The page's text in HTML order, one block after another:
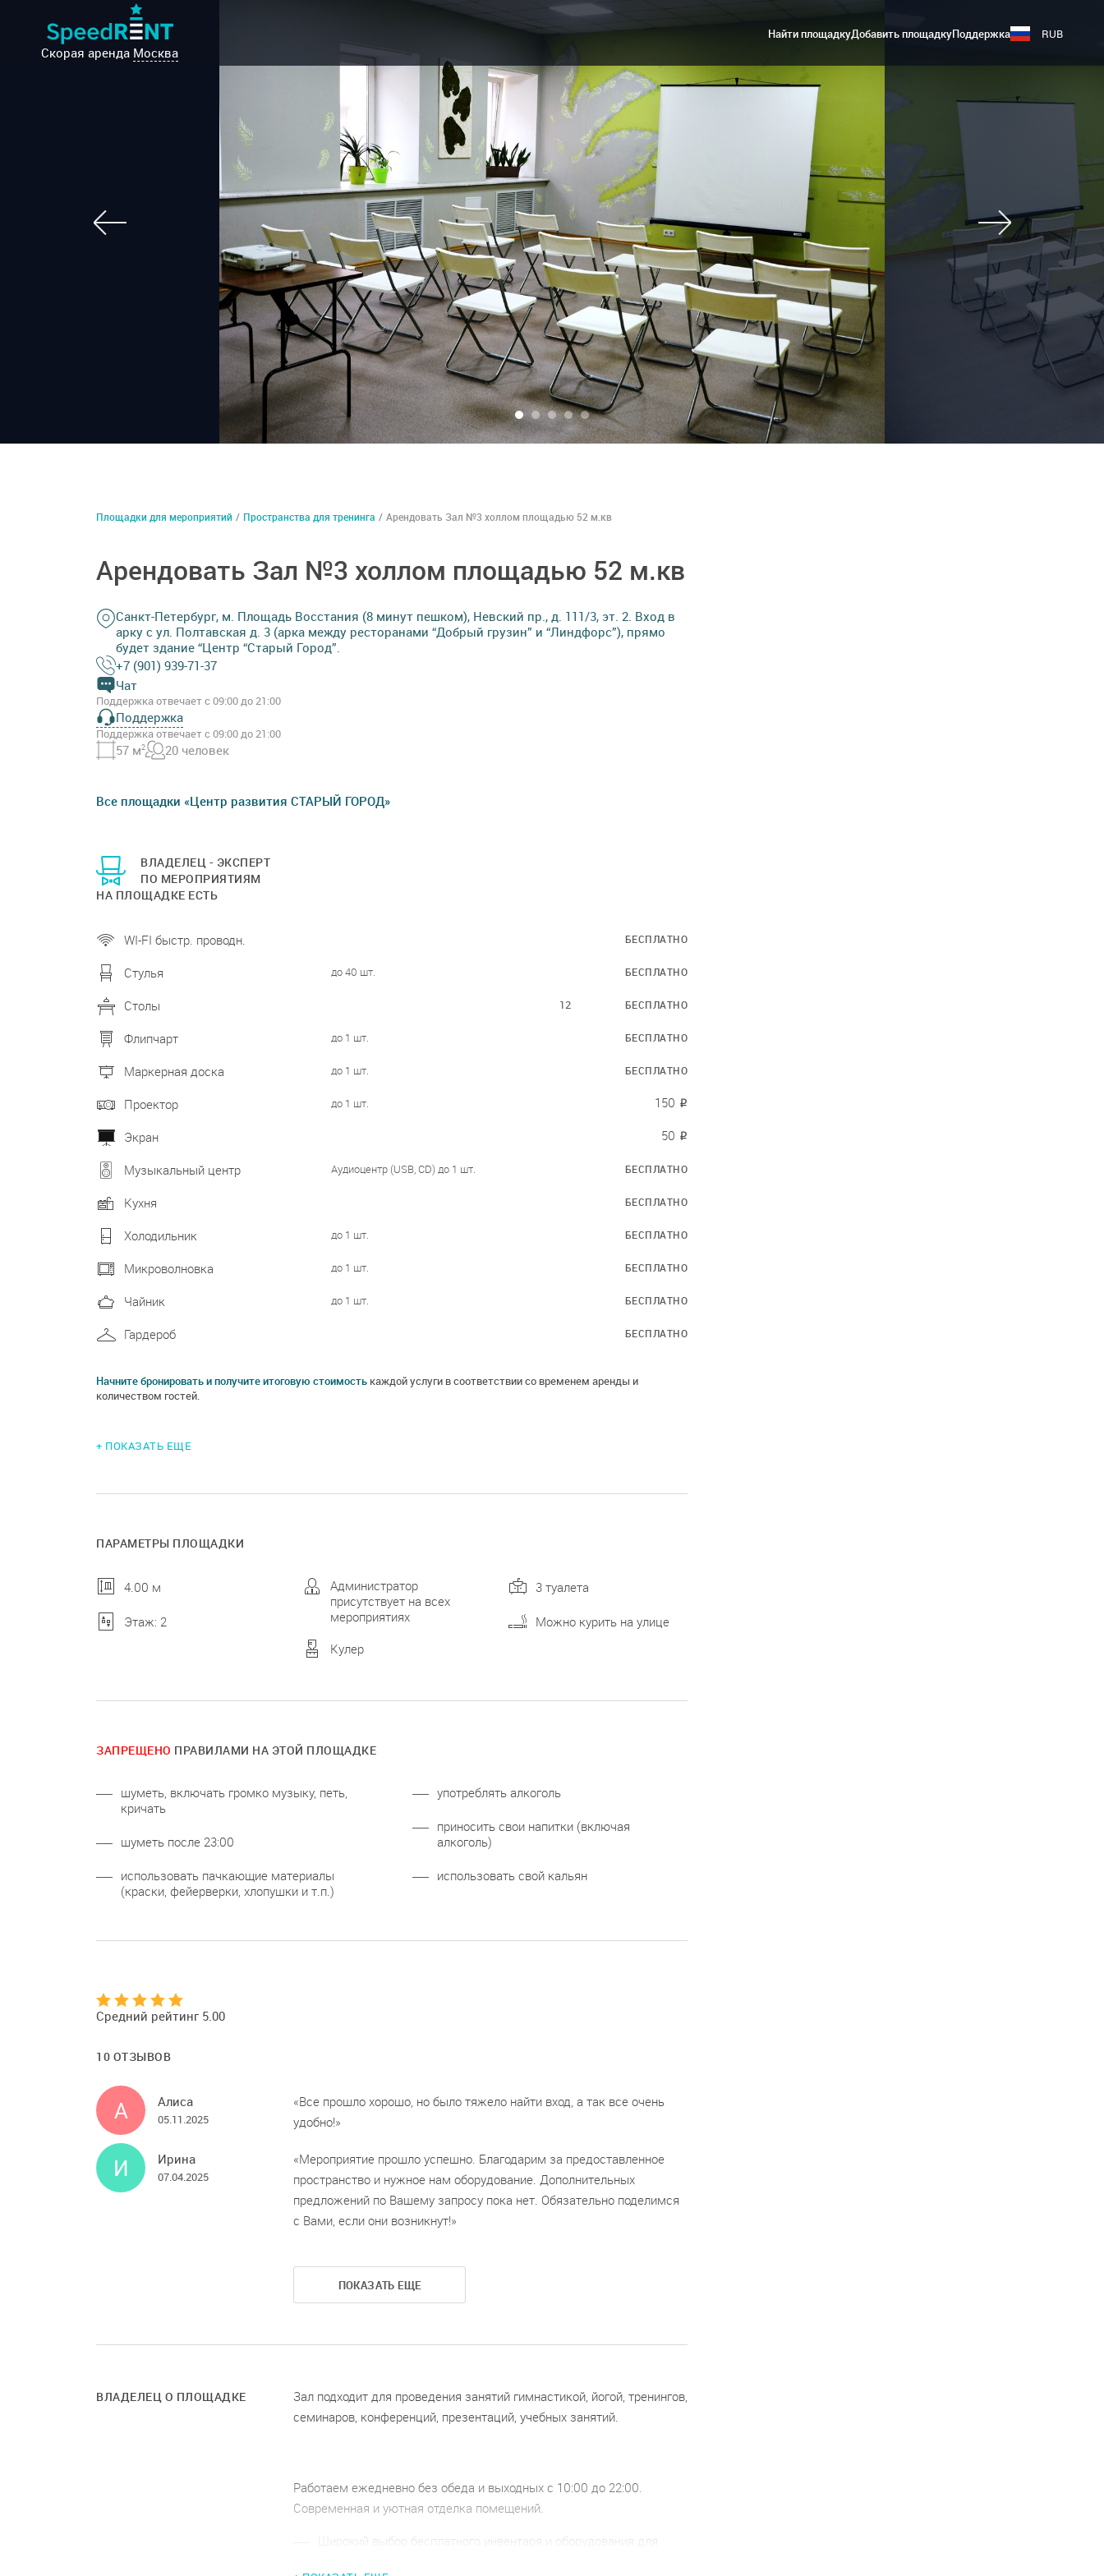
Скорая аренда Москва
Найти площадкуДобавить площадкуПоддержка RUB
Площадки для мероприятий / Пространства для тренинга / Арендовать Зал №3 холлом площадью 52 м.кв
Арендовать Зал №3 холлом площадью 52 м.кв
Санкт-Петербург, м. Площадь Восстания (8 минут пешком), Невский пр., д. 111/3, эт. 2. Вход в
арку с ул. Полтавская д. 3 (арка между ресторанами “Добрый грузин” и “Линдфорс”), прямо
будет здание “Центр “Старый Город”.
+7 (901) 939-71-37
Чат
Поддержка отвечает с 09:00 до 21:00
Поддержка
Поддержка отвечает с 09:00 до 21:00
57 м2 20 человек
Все площадки «Центр развития СТАРЫЙ ГОРОД»
ВЛАДЕЛЕЦ - ЭКСПЕРТ
ПО МЕРОПРИЯТИЯМ
НА ПЛОЩАДКЕ ЕСТЬ
WI-FI быстр. проводн. БЕСПЛАТНО
Стулья до 40 шт. БЕСПЛАТНО
Столы 12 БЕСПЛАТНО
Флипчарт до 1 шт. БЕСПЛАТНО
Маркерная доска до 1 шт. БЕСПЛАТНО
Проектор до 1 шт. 150 ₽
Экран 50 ₽
Музыкальный центр Аудиоцентр (USB, CD) до 1 шт. БЕСПЛАТНО
Кухня БЕСПЛАТНО
Холодильник до 1 шт. БЕСПЛАТНО
Микроволновка до 1 шт. БЕСПЛАТНО
Чайник до 1 шт. БЕСПЛАТНО
Гардероб БЕСПЛАТНО
Начните бронировать и получите итоговую стоимость каждой услуги в соответствии со временем аренды и
количеством гостей.
+ ПОКАЗАТЬ ЕЩЕ
ПАРАМЕТРЫ ПЛОЩАДКИ
4.00 м
Этаж: 2
Администратор
присутствует на всех
мероприятиях
Кулер
3 туалета
Можно курить на улице
ЗАПРЕЩЕНО ПРАВИЛАМИ НА ЭТОЙ ПЛОЩАДКЕ
шуметь, включать громко музыку, петь,
кричать
шуметь после 23:00
использовать пачкающие материалы
(краски, фейерверки, хлопушки и т.п.)
употреблять алкоголь
приносить свои напитки (включая
алкоголь)
использовать свой кальян
Средний рейтинг 5.00
10 ОТЗЫВОВ
А Алиса
05.11.2025
Все прошло хорошо, но было тяжело найти вход, а так все очень
удобно!
И Ирина
07.04.2025
Мероприятие прошло успешно. Благодарим за предоставленное
пространство и нужное нам оборудование. Дополнительных
предложений по Вашему запросу пока нет. Обязательно поделимся
с Вами, если они возникнут!
ПОКАЗАТЬ ЕЩЕ
ВЛАДЕЛЕЦ О ПЛОЩАДКЕ
Зал подходит для проведения занятий гимнастикой, йогой, тренингов,
семинаров, конференций, презентаций, учебных занятий.
Работаем ежедневно без обеда и выходных с 10:00 до 22:00.
Современная и уютная отделка помещений.
Широкий выбор бесплатного инвентаря и оборудования для